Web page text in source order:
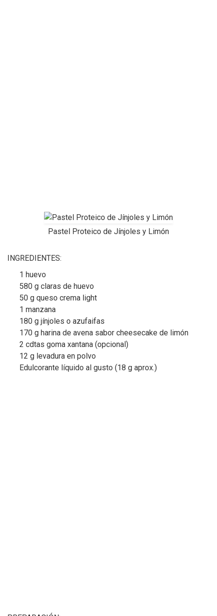
Pastel Proteico de Jínjoles y Limón
INGREDIENTES:
1 huevo
580 g claras de huevo
50 g queso crema light
1 manzana
180 g jínjoles o azufaifas
170 g harina de avena sabor cheesecake de limón
2 cdtas goma xantana (opcional)
12 g levadura en polvo
Edulcorante líquido al gusto (18 g aprox.)